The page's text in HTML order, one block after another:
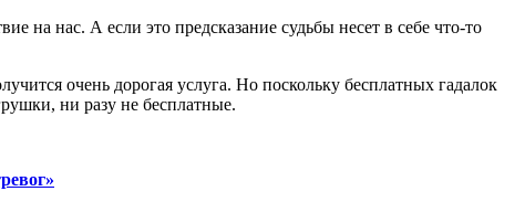
на нас. А если это предсказание судьбы несет в себе что-то
очень дорогая услуга. Но поскольку бесплатных гадалок
ни разу не бесплатные.